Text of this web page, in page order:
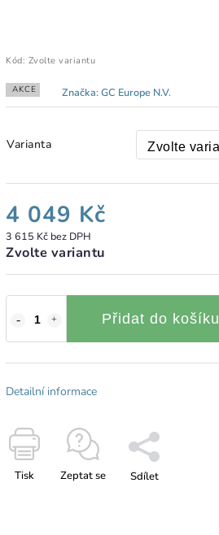
Kód: Zvolte variantu
AKCE Značka:GC Europe N.V.
Varianta
4 049 Kč
3 615 Kč bez DPH
Zvolte variantu
Přidat do košíku
Detailní informace
Tisk Zeptat se Sdílet